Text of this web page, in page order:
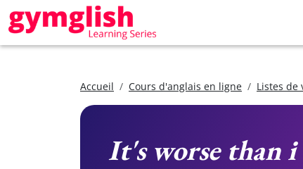
Accueil Cours d'anglais en ligne Listes de
It's worse than